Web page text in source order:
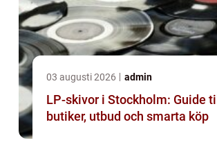
03 augusti 2026 admin
LP-skivor i Stockholm: Guide till
butiker, utbud och smarta köp